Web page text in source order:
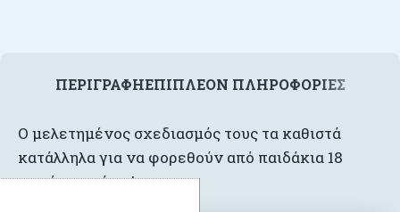
ΠΕΡΙΓΡΑΦΉΕΠΙΠΛΈΟΝ ΠΛΗΡΟΦΟΡΊΕΣ
Ο μελετημένος σχεδιασμός τους τα καθιστά
κατάλληλα για να φορεθούν από παιδάκια 18
μηνών και άνω!